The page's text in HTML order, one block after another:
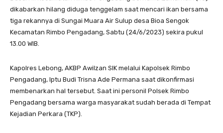
dikabarkan hilang diduga tenggelam saat mencari ikan bersama
tiga rekannya di Sungai Muara Air Sulup desa Bioa Sengok
Kecamatan Rimbo Pengadang, Sabtu (24/6/2023) sekira pukul
13.00 WIB.
Kapolres Lebong, AKBP Awilzan SIK melalui Kapolsek Rimbo
Pengadang, Iptu Budi Trisna Ade Permana saat dikonfirmasi
membenarkan hal tersebut. Saat ini personil Polsek Rimbo
Pengadang bersama warga masyarakat sudah berada di Tempat
Kejadian Perkara (TKP).